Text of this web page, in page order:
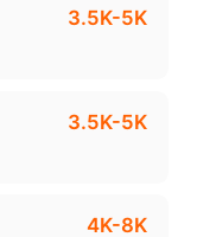
3.5K-5K
3.5K-5K
4K-8K